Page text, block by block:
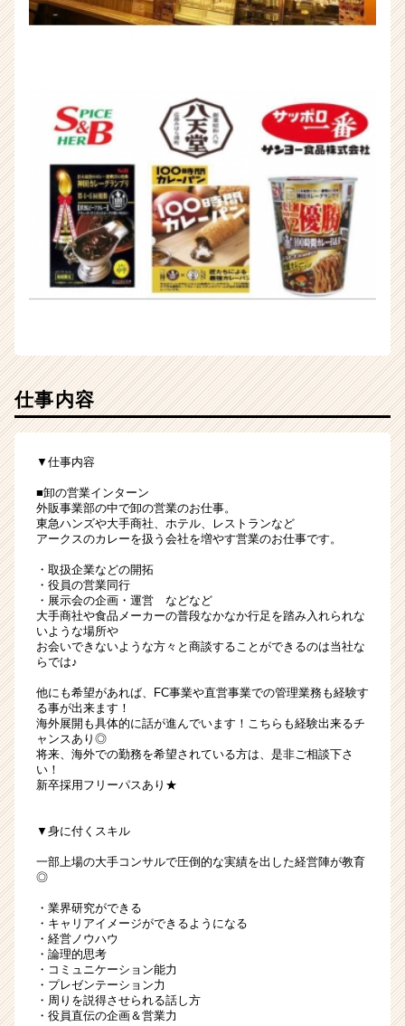
チ
ア
（CheerCareer）
仕事内容
▼仕事内容
■卸の営業インターン
外販事業部の中で卸の営業のお仕事。
東急ハンズや大手商社、ホテル、レストランなど
アークスのカレーを扱う会社を増やす営業のお仕事です。
・取扱企業などの開拓
・役員の営業同行
・展示会の企画・運営 などなど
大手商社や食品メーカーの普段なかなか行足を踏み入れられな
いような場所や
お会いできないような方々と商談することができるのは当社な
らでは♪
他にも希望があれば、FC事業や直営事業での管理業務も経験す
る事が出来ます！
海外展開も具体的に話が進んでいます！こちらも経験出来るチ
ャンスあり◎
将来、海外での勤務を希望されている方は、是非ご相談下さ
い！
新卒採用フリーパスあり★
▼身に付くスキル
一部上場の大手コンサルで圧倒的な実績を出した経営陣が教育
◎
・業界研究ができる
・キャリアイメージができるようになる
・経営ノウハウ
・論理的思考
・コミュニケーション能力
・プレゼンテーション力
・周りを説得させられる話し方
・役員直伝の企画＆営業力